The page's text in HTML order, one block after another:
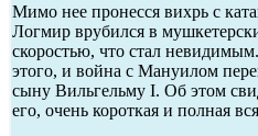
Мимо нее пронесся вихрь с
Логмир врубился в
скоростью, что стал
этого, и война с Мануилом
сыну Вильгельму I. Об этом
его, очень короткая и полная